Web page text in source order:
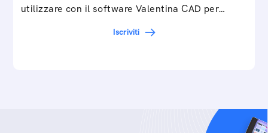
utilizzare con il software Valentina CAD per…
Iscriviti